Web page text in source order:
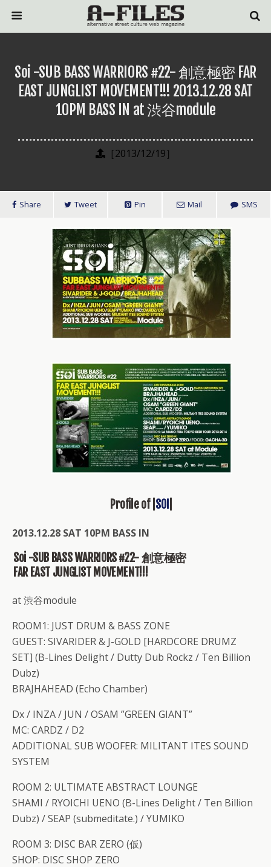
Soi -SUB BASS WARRIORS #22- 創意極密 FAR
EAST JUNGLIST MOVEMENT!!! 2013.12.28 SAT
10PM BASS IN at 渋谷module
［2013/12/19］
Share Tweet Pin Mail SMS
Profile of | SOI
2013.12.28 SAT 10PM BASS IN
Soi -SUB BASS WARRIORS #22- 創意極密
FAR EAST JUNGLIST MOVEMENT!!!
at 渋谷module
ROOM1: JUST DRUM & BASS ZONE
GUEST: SIVARIDER & J-GOLD [HARDCORE DRUMZ
SET] (B-Lines Delight / Dutty Dub Rockz / Ten Billion
Dubz)
BRAJHAHEAD (Echo Chamber)
Dx / INZA / JUN / OSAM ”GREEN GIANT”
MC: CARDZ / D2
ADDITIONAL SUB WOOFER: MILITANT ITES SOUND
SYSTEM
ROOM 2: ULTIMATE ABSTRACT LOUNGE
SHAMI / RYOICHI UENO (B-Lines Delight / Ten Billion
Dubz) / SEAP (submeditate.) / YUMIKO
ROOM 3: DISC BAR ZERO (仮)
SHOP: DISC SHOP ZERO